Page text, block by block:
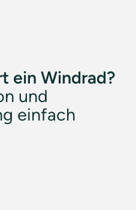
der
ein Windrad?
und
einfach
funktioniert ein